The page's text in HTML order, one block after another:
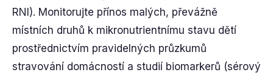
RNI). Monitorujte přínos malých, převážně
místních druhů k mikronutrientnímu stavu dětí
prostřednictvím pravidelných průzkumů
stravování domácností a studií biomarkerů (sérový